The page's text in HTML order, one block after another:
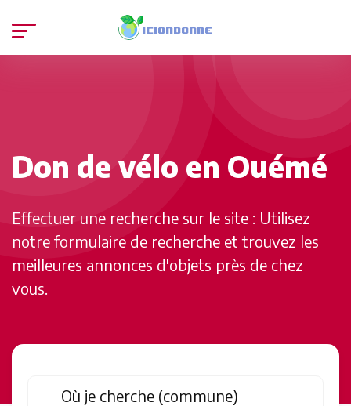
Don de vélo en Ouémé
Effectuer une recherche sur le site : Utilisez
notre formulaire de recherche et trouvez les
meilleures annonces d'objets près de chez
vous.
Où je cherche (commune)